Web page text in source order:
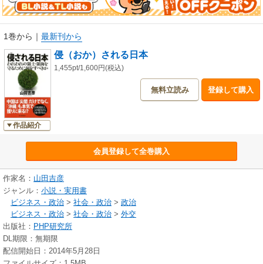
思、愛国心を明確に持ち、近隣国に対処すべきなのである。（本文より）
1巻から ｜ 最新刊から
作品紹介
侵（おか）される日本
1,455pt/1,600円(税込)
無料立読み 登録して購入
会員登録して全巻購入
作家名： 山田吉彦
ジャンル： 小説・実用書
ビジネス・政治 > 社会・政治 > 政治
ビジネス・政治 > 社会・政治 > 外交
出版社： PHP研究所
DL期限：無期限
配信開始日：2014年5月28日